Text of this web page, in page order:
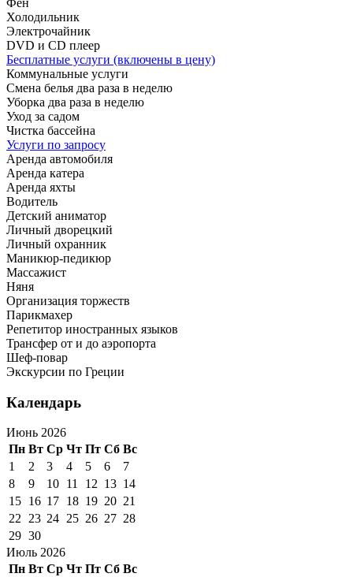
Холодильник
Электрочайник
DVD и CD плеер
Бесплатные услуги (включены в цену)
Коммунальные услуги
Смена белья два раза в неделю
Уборка два раза в неделю
Уход за садом
Чистка бассейна
Услуги по запросу
Аренда автомобиля
Аренда катера
Аренда яхты
Водитель
Детский аниматор
Личный дворецкий
Личный охранник
Маникюр-педикюр
Массажист
Няня
Организация торжеств
Парикмахер
Репетитор иностранных языков
Трансфер от и до аэропорта
Шеф-повар
Экскурсии по Греции
Календарь
Июнь 2026
Пн Вт Ср Чт Пт Сб Вс
1
2 3 4 5 6
7
8
9 10 11 12 13 14
15 16 17 18 19 20 21
22
23 24 25 26 27 28
29 30
Июль 2026
Пн Вт Ср Чт Пт Сб Вс